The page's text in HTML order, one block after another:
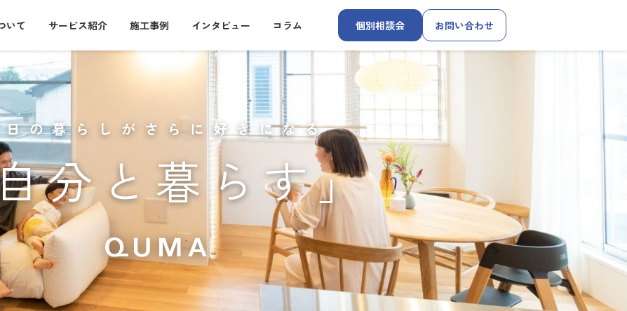
いて サービス紹介 施工事例 インタビュー コラム 個別相談会 お問い合わせ
日の暮らしがさらに好きになる
分と暮らす」